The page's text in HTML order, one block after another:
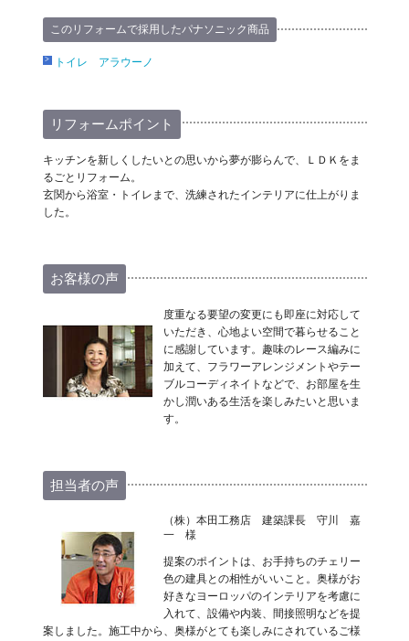
このリフォームで採用したパナソニック商品
トイレ アラウーノ
リフォームポイント
キッチンを新しくしたいとの思いから夢が膨らんで、ＬＤＫをま
るごとリフォーム。
玄関から浴室・トイレまで、洗練されたインテリアに仕上がりま
した。
お客様の声
度重なる要望の変更にも即座に対応して
いただき、心地よい空間で暮らせること
に感謝しています。趣味のレース編みに
加えて、フラワーアレンジメントやテー
ブルコーディネイトなどで、お部屋を生
かし潤いある生活を楽しみたいと思いま
す。
担当者の声
（株）本田工務店 建築課長 守川 嘉
一 様
提案のポイントは、お手持ちのチェリー
色の建具との相性がいいこと。奥様がお
好きなヨーロッパのインテリアを考慮に
入れて、設備や内装、間接照明などを提
案しました。施工中から、奥様がとても楽しみにされているご様